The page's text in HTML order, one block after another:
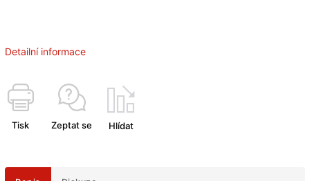
Detailní informace
Tisk Zeptat se Hlídat